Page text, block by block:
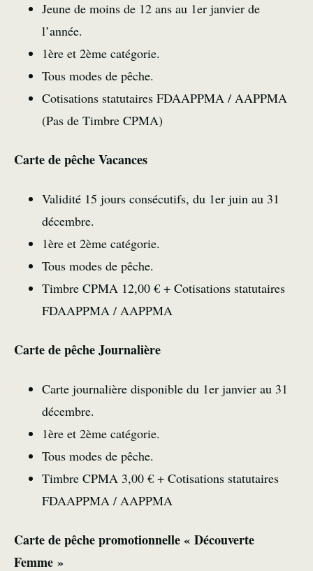
Jeune de moins de 12 ans au 1er janvier de
l’année.
1ère et 2ème catégorie.
Tous modes de pêche.
Cotisations statutaires FDAAPPMA / AAPPMA
(Pas de Timbre CPMA)
Carte de pêche Vacances
Validité 15 jours consécutifs, du 1er juin au 31
décembre.
1ère et 2ème catégorie.
Tous modes de pêche.
Timbre CPMA 12,00 € + Cotisations statutaires
FDAAPPMA / AAPPMA
Carte de pêche Journalière
Carte journalière disponible du 1er janvier au 31
décembre.
1ère et 2ème catégorie.
Tous modes de pêche.
Timbre CPMA 3,00 € + Cotisations statutaires
FDAAPPMA / AAPPMA
Carte de pêche promotionnelle « Découverte
Femme »